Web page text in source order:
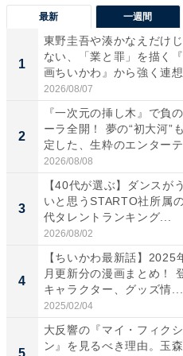
最新 一週間
1
東野圭吾や湊かなえだけ
ない、「業と罪」を描く
画ちいかわ』から強く連
た...
2026/08/07
2
『一次元の挿し木』で負
ーラ全開！ 夢の“初大河”
定した、生粋のエンター
2026/08/08
3
【40代が選ぶ】ダンスが
いと思うSTARTO社所属
代タレントランキング...
2026/08/02
4
【ちいかわ最新話】2025
月更新分の漫画まとめ！
キャラクター、グッズ情...
2025/02/04
大反響の『マイ・フィク
ン』を見るべき理由。玉